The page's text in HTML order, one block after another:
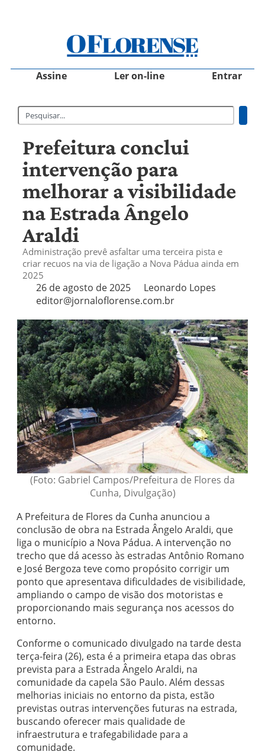
Assine Ler on-line Entrar
Prefeitura conclui
intervenção para
melhorar a visibilidade
na Estrada Ângelo
Araldi
Administração prevê asfaltar uma terceira pista e
criar recuos na via de ligação a Nova Pádua ainda em
2025
26 de agosto de 2025
Leonardo Lopes
editor@jornaloflorense.com.br
(Foto: Gabriel Campos/Prefeitura de Flores da
Cunha, Divulgação)
A Prefeitura de Flores da Cunha anunciou a
conclusão de obra na Estrada Ângelo Araldi, que
liga o município a Nova Pádua. A intervenção no
trecho que dá acesso às estradas Antônio Romano
e José Bergoza teve como propósito corrigir um
ponto que apresentava dificuldades de visibilidade,
ampliando o campo de visão dos motoristas e
proporcionando mais segurança nos acessos do
entorno.
Conforme o comunicado divulgado na tarde desta
terça-feira (26), esta é a primeira etapa das obras
prevista para a Estrada Ângelo Araldi, na
comunidade da capela São Paulo. Além dessas
melhorias iniciais no entorno da pista, estão
previstas outras intervenções futuras na estrada,
buscando oferecer mais qualidade de
infraestrutura e trafegabilidade para a
comunidade.